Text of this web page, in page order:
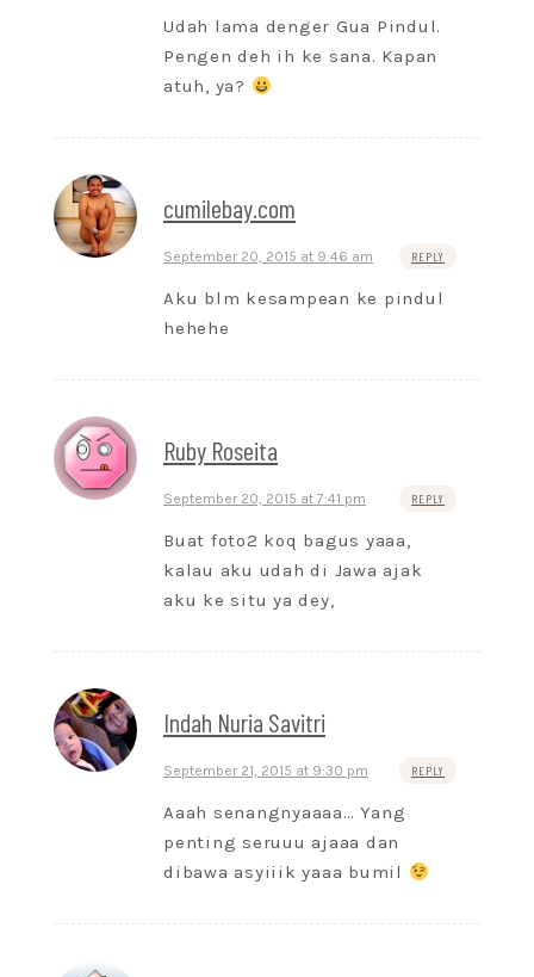
Udah lama denger Gua Pindul.
Pengen deh ih ke sana. Kapan
atuh, ya?
cumilebay.com
September 20, 2015 at 9:46 am REPLY
Aku blm kesampean ke pindul
hehehe
Ruby Roseita
September 20, 2015 at 7:41 pm REPLY
Buat foto2 koq bagus yaaa,
kalau aku udah di Jawa ajak
aku ke situ ya dey,
Indah Nuria Savitri
September 21, 2015 at 9:30 pm REPLY
Aaah senangnyaaaa… Yang
penting seruuu ajaaa dan
dibawa asyiiik yaaa bumil